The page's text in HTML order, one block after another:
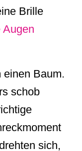
Brille
Augen
einen Baum.
schob
sich,